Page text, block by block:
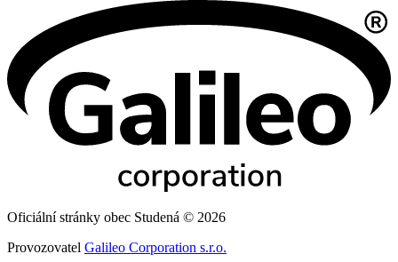
Oficiální stránky obec Studená © 2026
Provozovatel Galileo Corporation s.r.o.